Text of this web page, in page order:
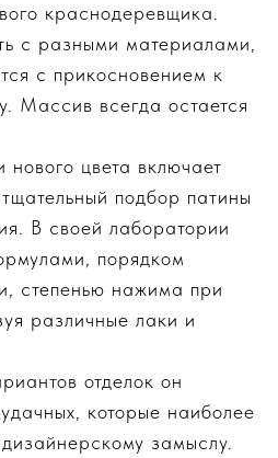
краснодеревщика.
с разными материалами,
с прикосновением к
Массив всегда остается
цвета включает
подбор патины
В своей лаборатории
порядком
степенью нажима при
различные лаки и
отделок он
которые наиболее
замыслу.